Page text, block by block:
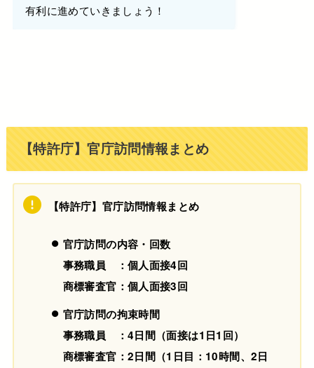
有利に進めていきましょう！
【特許庁】官庁訪問情報まとめ
【特許庁】官庁訪問情報まとめ
官庁訪問の内容・回数
事務職員 ：個人面接4回
商標審査官：個人面接3回
官庁訪問の拘束時間
事務職員 ：4日間（面接は1日1回）
商標審査官：2日間（1日目：10時間、2日